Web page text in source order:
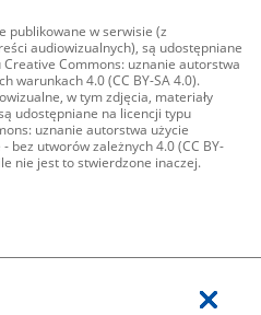
publikowane w serwisie (z
audiowizualnych), są udostępniane
Creative Commons: uznanie autorstwa
warunkach 4.0 (CC BY-SA 4.0).
w tym zdjęcia, materiały
udostępniane na licencji typu
uznanie autorstwa użycie
bez utworów zależnych 4.0 (CC BY-
nie jest to stwierdzone inaczej.